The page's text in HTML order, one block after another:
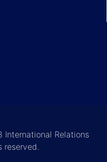
Relations
reserved.